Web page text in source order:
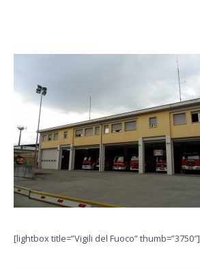
[lightbox title=”Vigili del Fuoco” thumb=”3750″]